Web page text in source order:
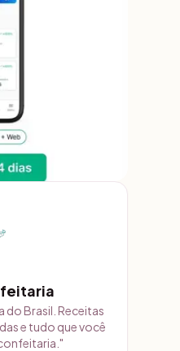
do Brasil. Receitas
e tudo que você
"